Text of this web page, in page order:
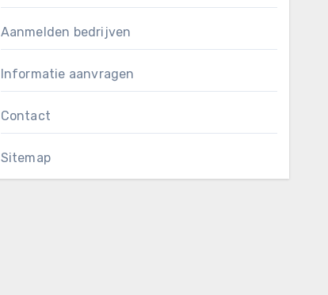
Aanmelden bedrijven
Informatie aanvragen
Contact
Sitemap